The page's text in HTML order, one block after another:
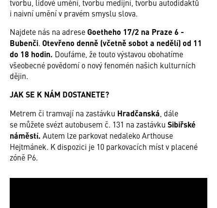
tvorbu, lidové umění, tvorbu medijní, tvorbu autodidaktů
i naivní umění v pravém smyslu slova.
Najdete nás na adrese Goetheho 17/2 na Praze 6 -
Bubenči. Otevřeno denně (včetně sobot a nedělí) od 11
do 18 hodin. Doufáme, že touto výstavou obohatíme
všeobecné povědomí o nový fenomén našich kulturních
dějin.
JAK SE K NÁM DOSTANETE?
Metrem či tramvají na zastávku Hradčanská , dále
se můžete svézt autobusem č. 131 na zastávku Sibiřské
náměstí. Autem lze parkovat nedaleko Arthouse
Hejtmánek. K dispozici je 10 parkovacích míst v placené
zóně P6.